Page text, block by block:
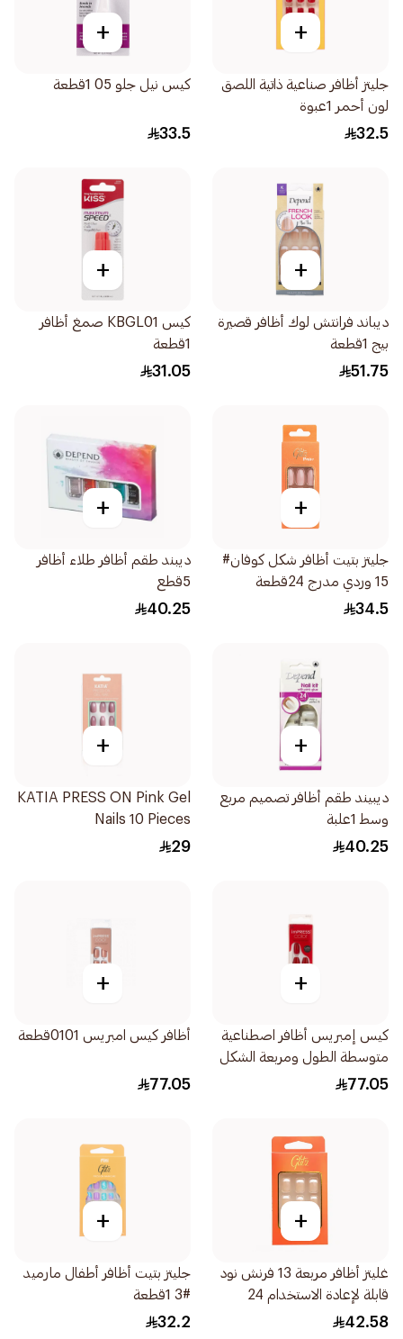
+
جليتز أظافر صناعية ذاتية اللصق
لون أحمر 1عبوة
32.5
+
كيس نيل جلو 05 1قطعة
33.5
+
ديباند فرانتش لوك أظافر قصيرة
بيج 1قطعة
51.75
+
كيس KBGL01 صمغ أظافر
1قطعة
31.05
+
جليتز بتيت أظافر شكل كوفان#
15 وردي مدرج 24قطعة
34.5
+
ديبند طقم أظافر طلاء أظافر
5قطع
40.25
+
ديبيند طقم أظافر تصميم مربع
وسط 1علبة
40.25
+
KATIA PRESS ON Pink Gel
Nails 10 Pieces
29
+
كيس إمبريس أظافر اصطناعية
متوسطة الطول ومربعة الشكل
باللون الأحمر 30قطعة
77.05
+
أظافر كيس امبريس 0101قطعة
77.05
+
غليتز أظافر مربعة 13 فرنش نود
قابلة لإعادة الاستخدام 24
قطعة
42.58
+
جليتز بتيت أظافر أطفال مارميد
#3 1قطعة
32.2